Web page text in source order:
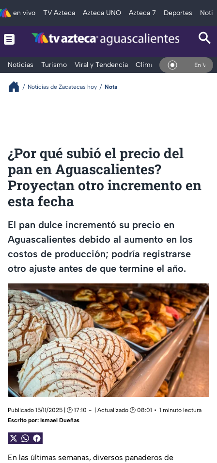
en vivo TV Azteca Azteca UNO Azteca 7 Deportes
Noticias Turismo Viral y Tendencia Clima Deportes En Vivo
Noticias de Zacatecas hoy Nota
¿Por qué subió el precio del
pan en Aguascalientes?
Proyectan otro incremento en
esta fecha
El pan dulce incrementó su precio en
Aguascalientes debido al aumento en los
costos de producción; podría registrarse
otro ajuste antes de que termine el año.
Publicado 15/11/2025 | 🕑 17:10 | Actualizado 🕑 08:01
1 minuto lectura
Escrito por: Ismael Dueñas
En las últimas semanas, diversos panaderos de